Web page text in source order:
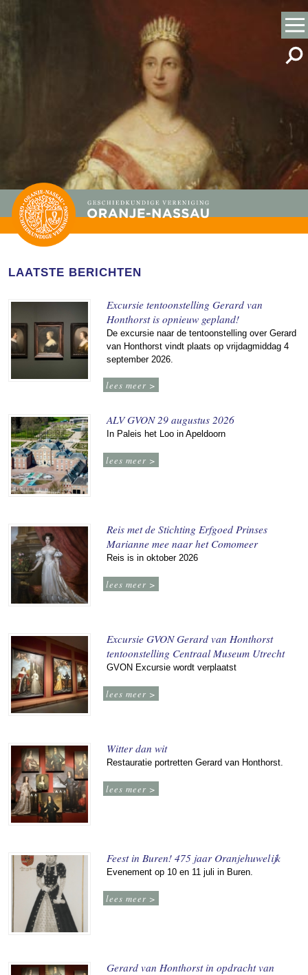
LAATSTE BERICHTEN
Excursie tentoonstelling Gerard van
Honthorst is opnieuw gepland!
De excursie naar de tentoonstelling over Gerard
van Honthorst vindt plaats op vrijdagmiddag 4
september 2026.
lees meer >
ALV GVON 29 augustus 2026
In Paleis het Loo in Apeldoorn
lees meer >
Reis met de Stichting Erfgoed Prinses
Marianne mee naar het Comomeer
Reis is in oktober 2026
lees meer >
Excursie GVON Gerard van Honthorst
tentoonstelling Centraal Museum Utrecht
GVON Excursie wordt verplaatst
lees meer >
Witter dan wit
Restauratie portretten Gerard van Honthorst.
lees meer >
Feest in Buren! 475 jaar Oranjehuwelijk
Evenement op 10 en 11 juli in Buren.
lees meer >
Gerard van Honthorst in opdracht van